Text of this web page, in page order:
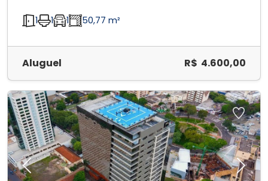
1 1 1 50,77 m²
Aluguel R$ 4.600,00
Previous Next